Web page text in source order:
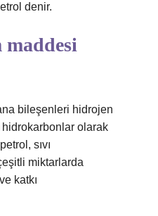
denir.
bileşenleri hidrojen
olarak
sıvı
miktarlarda
katkı